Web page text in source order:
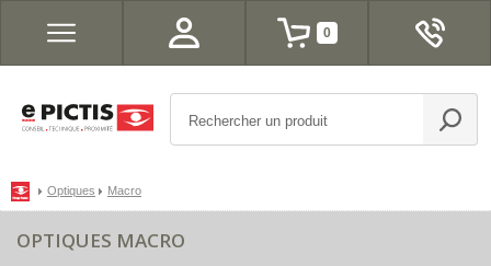
0
Optiques Macro
OPTIQUES MACRO